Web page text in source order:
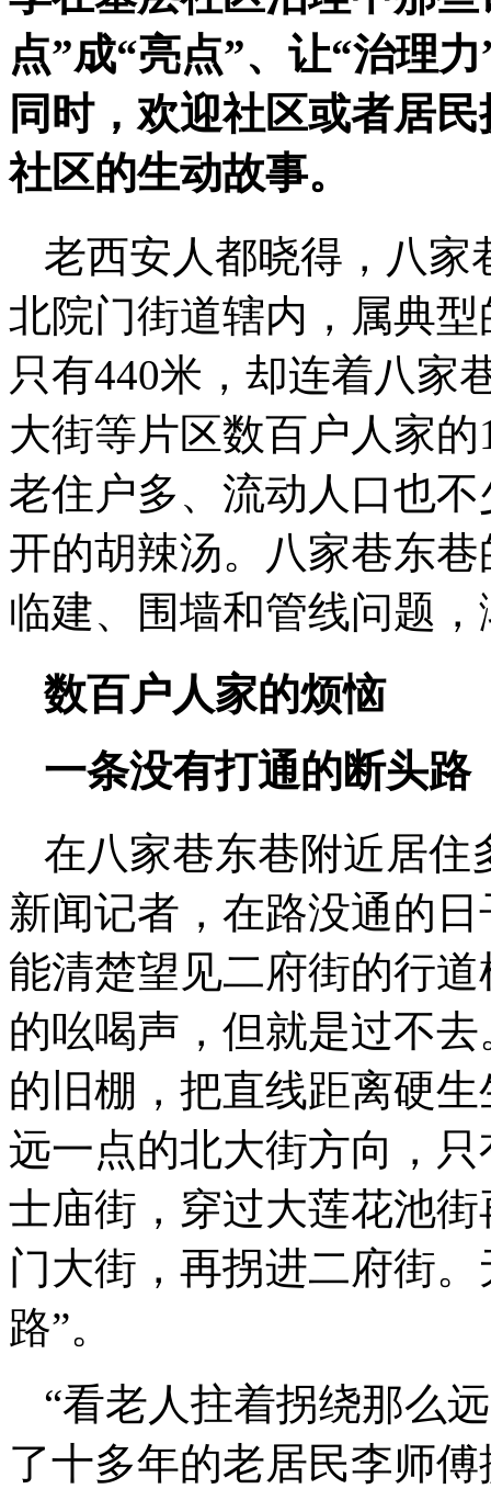
点”成“亮点”、让“治理
同时，欢迎社区或者居
社区的生动故事。
老西安人都晓得，八家
北院门街道辖内，属典
只有440米，却连着八家
大街等片区数百户人家
老住户多、流动人口也
开的胡辣汤。八家巷东
临建、围墙和管线问题
数百户人家的烦恼
一条没有打通的断头路
在八家巷东巷附近居住
新闻记者，在路没通的
能清楚望见二府街的行
的吆喝声，但就是过不
的旧棚，把直线距离硬
远一点的北大街方向，
士庙街，穿过大莲花池
门大街，再拐进二府街
路”。
“看老人拄着拐绕那么
了十多年的老居民李师